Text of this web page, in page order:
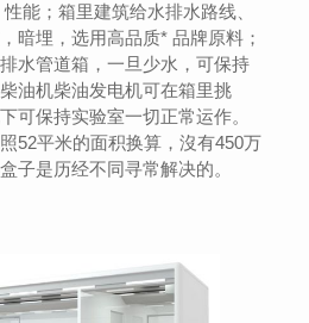
能；箱里建筑给水排水路线、
暗埋，选用高品质* 品牌原料；
水管道箱，一旦少水，可保持
油机柴油发电机可在箱里挑
可保持实验室一切正常运作。
52平米的面积换算，沒有450万
子是历经不同寻常解决的。